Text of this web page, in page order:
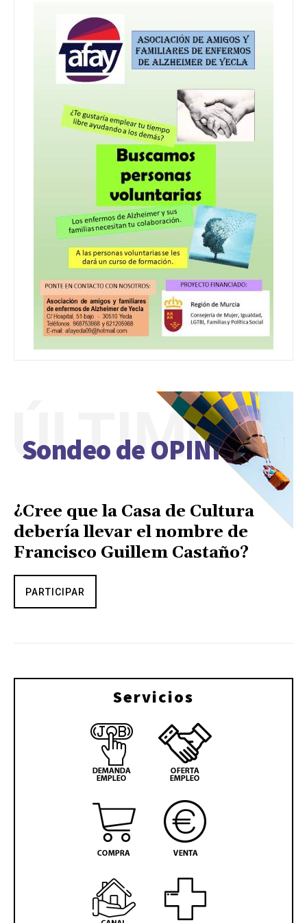
Sondeo de OPINIÓN
ÚLTIMO
¿Cree que la Casa de Cultura
debería llevar el nombre de
Francisco Guillem Castaño?
PARTICIPAR
Servicios